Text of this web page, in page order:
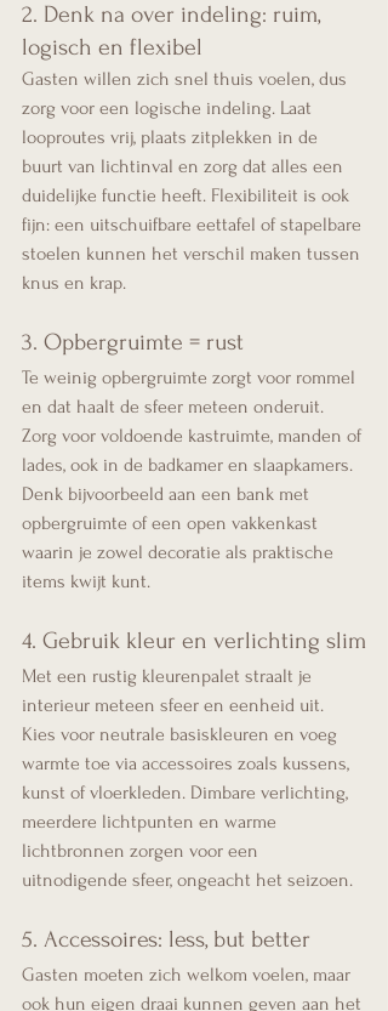
2. Denk na over indeling: ruim,
logisch en flexibel
Gasten willen zich snel thuis voelen, dus
zorg voor een logische indeling. Laat
looproutes vrij, plaats zitplekken in de
buurt van lichtinval en zorg dat alles een
duidelijke functie heeft. Flexibiliteit is ook
fijn: een uitschuifbare eettafel of stapelbare
stoelen kunnen het verschil maken tussen
knus en krap.
3. Opbergruimte = rust
Te weinig opbergruimte zorgt voor rommel
en dat haalt de sfeer meteen onderuit.
Zorg voor voldoende kastruimte, manden of
lades, ook in de badkamer en slaapkamers.
Denk bijvoorbeeld aan een bank met
opbergruimte of een open vakkenkast
waarin je zowel decoratie als praktische
items kwijt kunt.
4. Gebruik kleur en verlichting slim
Met een rustig kleurenpalet straalt je
interieur meteen sfeer en eenheid uit.
Kies voor neutrale basiskleuren en voeg
warmte toe via accessoires zoals kussens,
kunst of vloerkleden. Dimbare verlichting,
meerdere lichtpunten en warme
lichtbronnen zorgen voor een
uitnodigende sfeer, ongeacht het seizoen.
5. Accessoires: less, but better
Gasten moeten zich welkom voelen, maar
ook hun eigen draai kunnen geven aan het